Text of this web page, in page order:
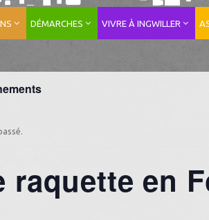
DÉMARCHES VIVRE À INGWILLER
raquette en